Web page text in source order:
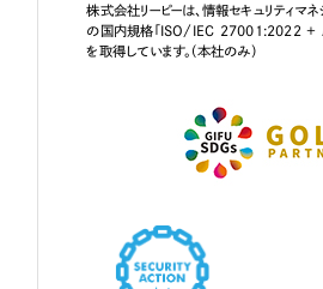
株式会社リーピーは、情報セキュリティマネ
の国内規格「ISO/IEC 27001:2022 +
を取得しています。（本社のみ）